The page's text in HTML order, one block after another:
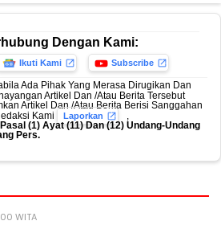
Dengan Kami:
Ikuti Kami Subscribe
Ada Pihak Yang Merasa Dirugikan Dan
Artikel Dan /Atau Berita Tersebut
Artikel Dan /Atau Berita Berisi Sanggahan
Kami
Laporkan
,
Pasal (1) Ayat (11) Dan (12) Undang-Undang
Pers.
WITA